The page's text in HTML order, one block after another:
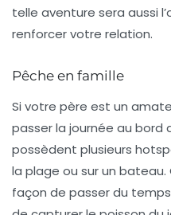
telle aventure sera aussi
renforcer votre relation.
Pêche en famille
Si votre père est un
passer la journée au bord
possèdent plusieurs
la plage ou sur un
façon de passer du